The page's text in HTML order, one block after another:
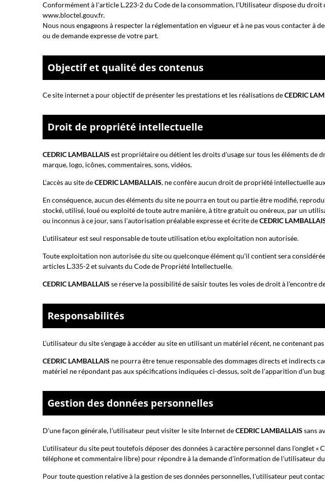
Conformément à l'article L.223-2 du Code de la consommation, l'Utilisateur dispose du
www.bloctel.gouv.fr.
Nous nous engageons à respecter la réglementation en vigueur et à ne pas vous contacter
ou de demande expresse de votre part.
Objectif et qualité des contenus
Ce site internet a pour objectif de présenter les prestations et les réalisations deCEDRIC
Droit de propriété intellectuelle
CEDRIC LAMBALLAIS est propriétaire ou détient les droits d'usage sur tous les éléments de
marque, logo, icônes, commentaires, sons, vidéos.
L'accès au site deCEDRIC LAMBALLAIS, ne confère aucun droit de propriété intellectuelle
En conséquence, aucun des éléments du site ne pourra en tout ou partie être modifié,
stocké, utilisé, loué ou exploité de toute autre manière, à titre gratuit ou onéreux, par un
ou inconnus à ce jour, sans l'autorisation préalable expresse et écrite deCEDRIC
L'utilisateur est seul responsable de toute utilisation et/ou exploitation non autorisée.
Toute exploitation non autorisée du site ou quelconque élément qu'il contient sera
articles L.335-2 et suivants du Code de Propriété Intellectuelle.
CEDRIC LAMBALLAIS se réserve la possibilité de saisir toutes les voies de droit à l'encontre
Responsabilités
L'utilisateur du site s'engage à accéder au site en utilisant un matériel récent, ne contenant
CEDRIC LAMBALLAIS ne pourra être tenue responsable des dommages directs et indirects
matériel ne répondant pas aux spécifications indiquées ci-dessus, soit de l'apparition d'un
Gestion des données personnelles
D'une façon générale, l'utilisateur peut visiter le site Internet deCEDRIC LAMBALLAIS sans
L'utilisateur du site peut toutefois déposer des données à caractère personnel dans l'onglet «
téléphone et commentaire libre) pour répondre à la demande d'information de l'utilisateur
Pour toute question relative à la gestion de ses données personnelles, l'utilisateur peut